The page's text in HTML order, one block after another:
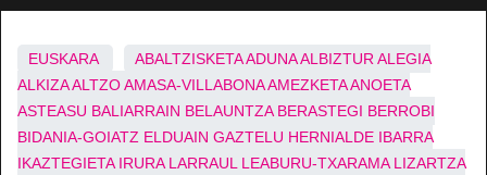
EUSKARA ABALTZISKETAADUNAALBIZTUR ALEGIA
ALKIZAALTZOAMASA-VILLABONAAMEZKETAANOETA
ASTEASU BALIARRAIN BELAUNTZA BERASTEGI BERROBI
BIDANIA-GOIATZ ELDUAIN GAZTELU HERNIALDE IBARRA
IKAZTEGIETA IRURA LARRAUL LEABURU-TXARAMA LIZARTZA